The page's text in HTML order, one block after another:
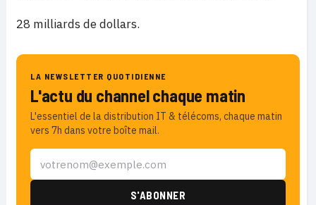
28 milliards de dollars.
LA NEWSLETTER QUOTIDIENNE
L'actu du channel chaque matin
L'essentiel de la distribution IT & télécoms, chaque matin
vers 7h dans votre boîte mail.